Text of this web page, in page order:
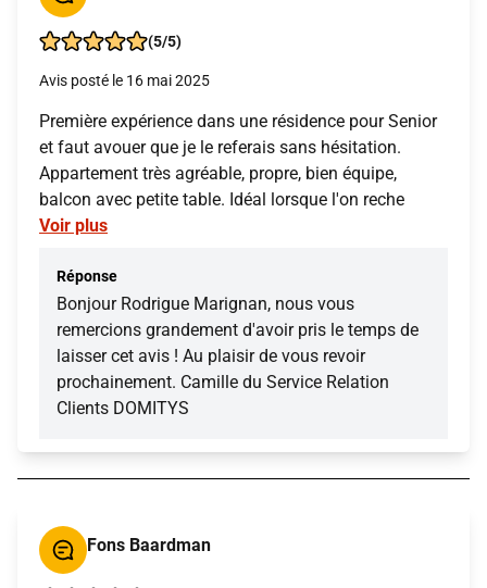
(5/5)
Avis posté le 16 mai 2025
Première expérience dans une résidence pour Senior
et faut avouer que je le referais sans hésitation.
Appartement très agréable, propre, bien équipe,
balcon avec petite table. Idéal lorsque l'on reche
Voir plus
Réponse
Bonjour Rodrigue Marignan, nous vous
remercions grandement d'avoir pris le temps de
laisser cet avis ! Au plaisir de vous revoir
prochainement. Camille du Service Relation
Clients DOMITYS
Fons Baardman